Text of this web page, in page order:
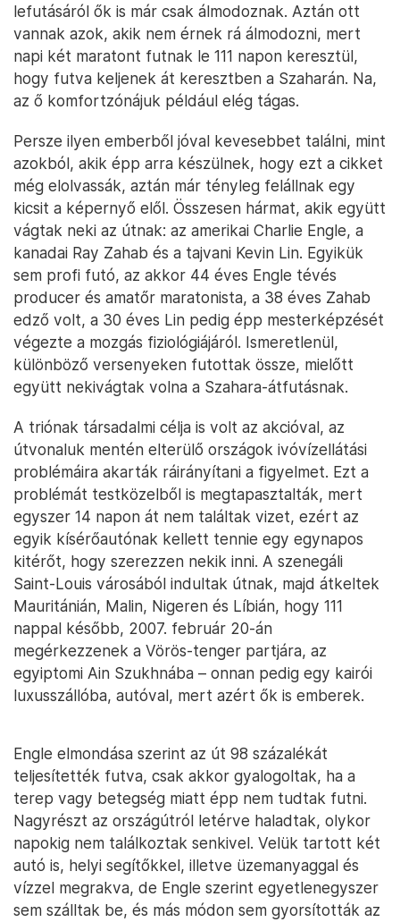
lefutásáról ők is már csak álmodoznak. Aztán ott
vannak azok, akik nem érnek rá álmodozni, mert
napi két maratont futnak le 111 napon keresztül,
hogy futva keljenek át keresztben a Szaharán. Na,
az ő komfortzónájuk például elég tágas.
Persze ilyen emberből jóval kevesebbet találni, mint
azokból, akik épp arra készülnek, hogy ezt a cikket
még elolvassák, aztán már tényleg felállnak egy
kicsit a képernyő elől. Összesen hármat, akik együtt
vágtak neki az útnak: az amerikai Charlie Engle, a
kanadai Ray Zahab és a tajvani Kevin Lin. Egyikük
sem profi futó, az akkor 44 éves Engle tévés
producer és amatőr maratonista, a 38 éves Zahab
edző volt, a 30 éves Lin pedig épp mesterképzését
végezte a mozgás fiziológiájáról. Ismeretlenül,
különböző versenyeken futottak össze, mielőtt
együtt nekivágtak volna a Szahara-átfutásnak.
A triónak társadalmi célja is volt az akcióval, az
útvonaluk mentén elterülő országok ivóvízellátási
problémáira akarták ráirányítani a figyelmet. Ezt a
problémát testközelből is megtapasztalták, mert
egyszer 14 napon át nem találtak vizet, ezért az
egyik kísérőautónak kellett tennie egy egynapos
kitérőt, hogy szerezzen nekik inni. A szenegáli
Saint-Louis városából indultak útnak, majd átkeltek
Mauritánián, Malin, Nigeren és Líbián, hogy 111
nappal később, 2007. február 20-án
megérkezzenek a Vörös-tenger partjára, az
egyiptomi Ain Szukhnába – onnan pedig egy kairói
luxusszállóba, autóval, mert azért ők is emberek.
Engle elmondása szerint az út 98 százalékát
teljesítették futva, csak akkor gyalogoltak, ha a
terep vagy betegség miatt épp nem tudtak futni.
Nagyrészt az országútról letérve haladtak, olykor
napokig nem találkoztak senkivel. Velük tartott két
autó is, helyi segítőkkel, illetve üzemanyaggal és
vízzel megrakva, de Engle szerint egyetlenegyszer
sem szálltak be, és más módon sem gyorsították az